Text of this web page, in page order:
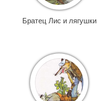
Братец Лис и лягушки